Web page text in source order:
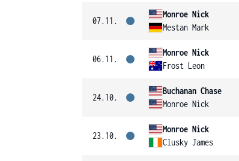
07.11.
Monroe Nick
Mestan Mark
06.11.
Monroe Nick
Frost Leon
24.10.
Buchanan Chase
Monroe Nick
23.10.
Monroe Nick
Clusky James